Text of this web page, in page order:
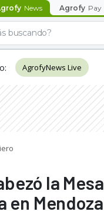
News Agrofy Pay
: AgrofyNews Live
la Mesa
en Mendoza